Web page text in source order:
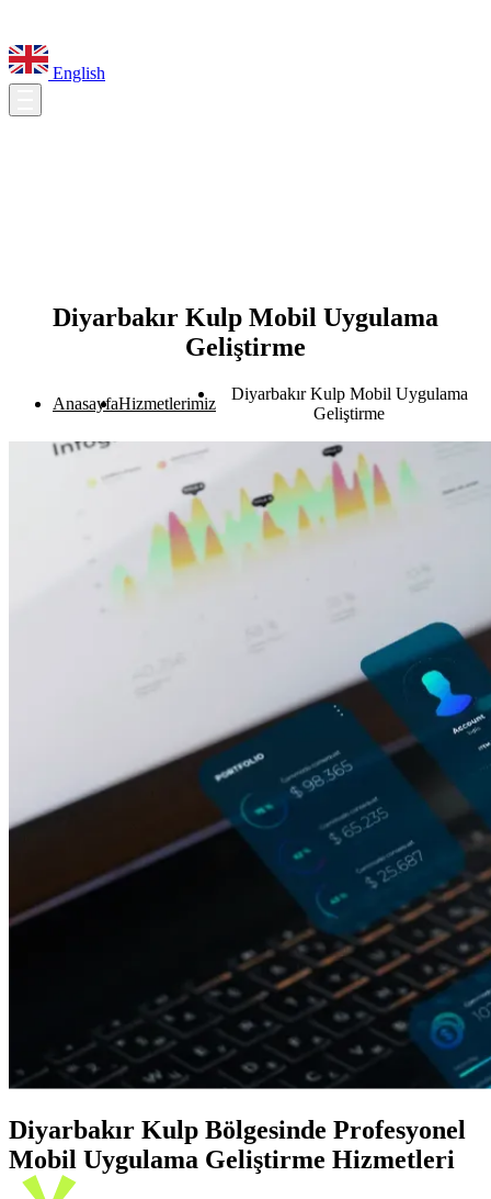
English
Diyarbakır Kulp Mobil Uygulama
Geliştirme
AnasayfaHizmetlerimiz
Diyarbakır Kulp Mobil Uygulama
Geliştirme
Diyarbakır Kulp Bölgesinde Profesyonel
Mobil Uygulama Geliştirme Hizmetleri